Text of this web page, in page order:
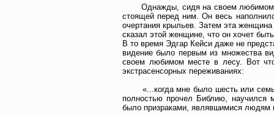
Однажды, сидя на своем любимом
стоящей перед ним. Он весь
очертания крыльев. Затем эта
сказал этой женщине, что он хочет
В то время Эдгар Кейси даже не
видение было первым из множества
своем любимом месте в лесу. Вот
экстрасенсорных переживаниях:
«...когда мне было шесть или семь
полностью прочел Библию, научился
было призраками, являвшимися людям